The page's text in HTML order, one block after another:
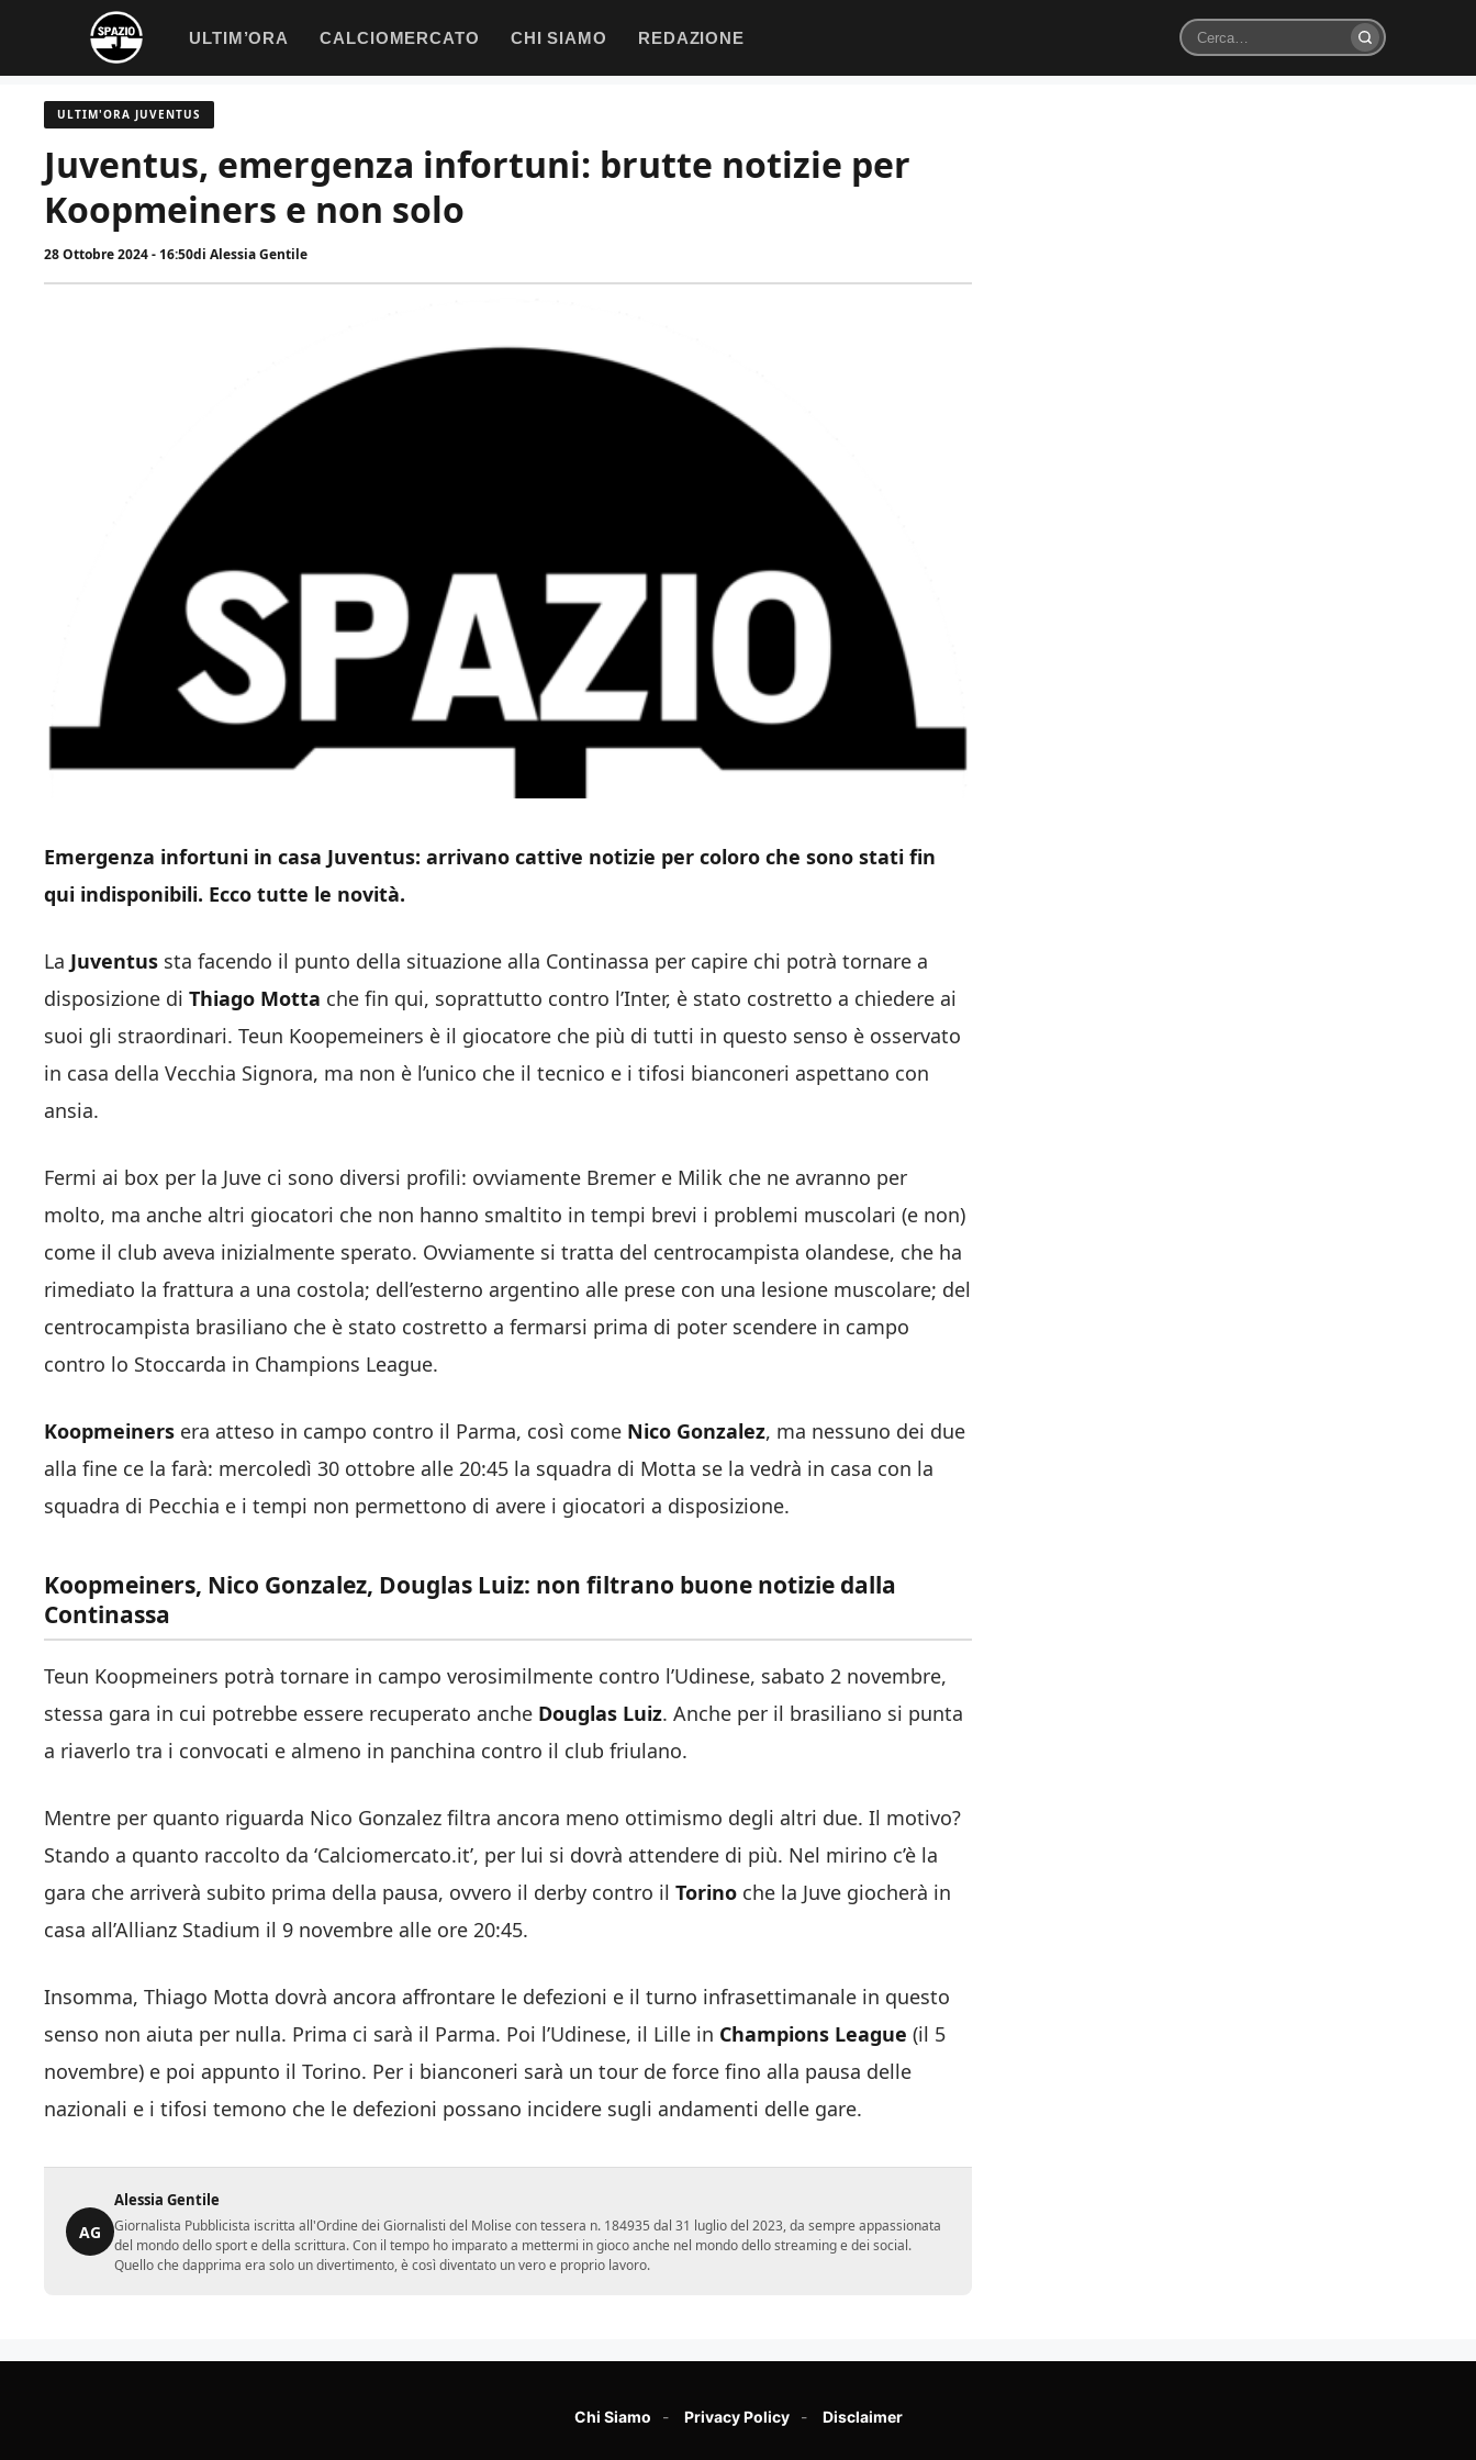
contenuto
ULTIM’ORA CALCIOMERCATO CHI SIAMO REDAZIONE
Cerca
ULTIM'ORA JUVENTUS
Juventus, emergenza infortuni: brutte notizie per
Koopmeiners e non solo
28 Ottobre 2024 - 16:50di Alessia Gentile
Emergenza infortuni in casa Juventus: arrivano cattive notizie per coloro che sono stati fin
qui indisponibili. Ecco tutte le novità.
La Juventus sta facendo il punto della situazione alla Continassa per capire chi potrà tornare a
disposizione di Thiago Motta che fin qui, soprattutto contro l’Inter, è stato costretto a chiedere ai
suoi gli straordinari. Teun Koopemeiners è il giocatore che più di tutti in questo senso è osservato
in casa della Vecchia Signora, ma non è l’unico che il tecnico e i tifosi bianconeri aspettano con
ansia.
Fermi ai box per la Juve ci sono diversi profili: ovviamente Bremer e Milik che ne avranno per
molto, ma anche altri giocatori che non hanno smaltito in tempi brevi i problemi muscolari (e non)
come il club aveva inizialmente sperato. Ovviamente si tratta del centrocampista olandese, che ha
rimediato la frattura a una costola; dell’esterno argentino alle prese con una lesione muscolare; del
centrocampista brasiliano che è stato costretto a fermarsi prima di poter scendere in campo
contro lo Stoccarda in Champions League.
Koopmeiners era atteso in campo contro il Parma, così come Nico Gonzalez, ma nessuno dei due
alla fine ce la farà: mercoledì 30 ottobre alle 20:45 la squadra di Motta se la vedrà in casa con la
squadra di Pecchia e i tempi non permettono di avere i giocatori a disposizione.
Koopmeiners, Nico Gonzalez, Douglas Luiz: non filtrano buone notizie dalla
Continassa
Teun Koopmeiners potrà tornare in campo verosimilmente contro l’Udinese, sabato 2 novembre,
stessa gara in cui potrebbe essere recuperato anche Douglas Luiz. Anche per il brasiliano si punta
a riaverlo tra i convocati e almeno in panchina contro il club friulano.
Mentre per quanto riguarda Nico Gonzalez filtra ancora meno ottimismo degli altri due. Il motivo?
Stando a quanto raccolto da ‘Calciomercato.it’, per lui si dovrà attendere di più. Nel mirino c’è la
gara che arriverà subito prima della pausa, ovvero il derby contro il Torino che la Juve giocherà in
casa all’Allianz Stadium il 9 novembre alle ore 20:45.
Insomma, Thiago Motta dovrà ancora affrontare le defezioni e il turno infrasettimanale in questo
senso non aiuta per nulla. Prima ci sarà il Parma. Poi l’Udinese, il Lille in Champions League (il 5
novembre) e poi appunto il Torino. Per i bianconeri sarà un tour de force fino alla pausa delle
nazionali e i tifosi temono che le defezioni possano incidere sugli andamenti delle gare.
AG
Alessia Gentile
Giornalista Pubblicista iscritta all'Ordine dei Giornalisti del Molise con tessera n. 184935 dal 31 luglio del 2023, da sempre appassionata
del mondo dello sport e della scrittura. Con il tempo ho imparato a mettermi in gioco anche nel mondo dello streaming e dei social.
Quello che dapprima era solo un divertimento, è così diventato un vero e proprio lavoro.
Chi Siamo Privacy Policy Disclaimer